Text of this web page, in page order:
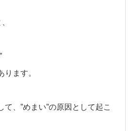
ります。
て、”めまい”の原因として起こ